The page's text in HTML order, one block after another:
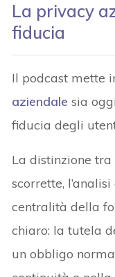
La privacy
fiducia
Il podcast mette
aziendale sia
fiducia degli
La distinzione
scorrette,
centralità della
chiaro: la tutela
un obbligo